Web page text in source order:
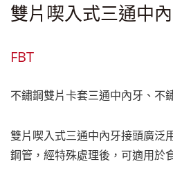
雙片喫入式三通中
FBT
不鏽鋼雙片卡套三通中內牙、不
雙片喫入式三通中內牙接頭廣泛
鋼管，經特殊處理後，可適用於